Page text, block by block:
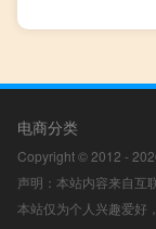
电商分类
Copyright © 2012 -
声明：本站内容来自互
本站仅为个人兴趣爱好